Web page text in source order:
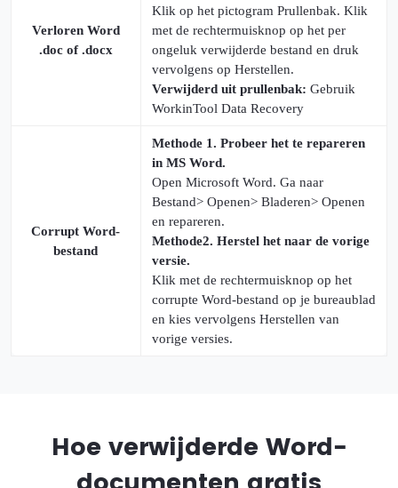
Verloren Word
.doc of .docx
Klik op het pictogram Prullenbak. Klik
met de rechtermuisknop op het per
ongeluk verwijderde bestand en druk
vervolgens op Herstellen.
Verwijderd uit prullenbak: Gebruik
WorkinTool Data Recovery
Corrupt Word-
bestand
Methode 1. Probeer het te repareren
in MS Word.
Open Microsoft Word. Ga naar
Bestand> Openen> Bladeren> Openen
en repareren.
Methode2. Herstel het naar de vorige
versie.
Klik met de rechtermuisknop op het
corrupte Word-bestand op je bureaublad
en kies vervolgens Herstellen van
vorige versies.
Hoe verwijderde Word-